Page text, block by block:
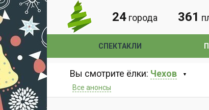
24 города 361
СПЕКТАКЛИ
Вы смотрите ёлки: Чехов
Все анонсы